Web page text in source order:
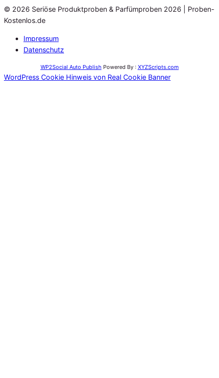
© 2026 Seriöse Produktproben & Parfümproben 2026 | Proben-
Kostenlos.de
Impressum
Datenschutz
WP2Social Auto Publish Powered By : XYZScripts.com
WordPress Cookie Hinweis von Real Cookie Banner